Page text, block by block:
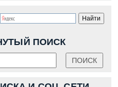
ПОИСК